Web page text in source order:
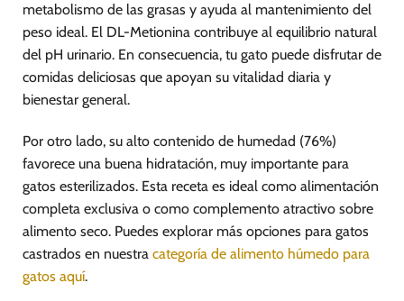
metabolismo de las grasas y ayuda al mantenimiento del
peso ideal. El DL-Metionina contribuye al equilibrio natural
del pH urinario. En consecuencia, tu gato puede disfrutar de
comidas deliciosas que apoyan su vitalidad diaria y
bienestar general.
Por otro lado, su alto contenido de humedad (76%)
favorece una buena hidratación, muy importante para
gatos esterilizados. Esta receta es ideal como alimentación
completa exclusiva o como complemento atractivo sobre
alimento seco. Puedes explorar más opciones para gatos
castrados en nuestra categoría de alimento húmedo para
gatos aquí.